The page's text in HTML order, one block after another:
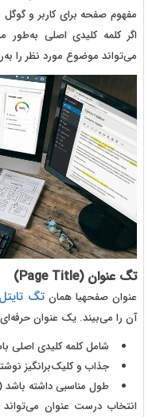
مفهوم صفحه برای کاربر و
اگر کلمه کلیدی اصلی
می‌تواند موضوع مورد نظر را
تگ عنوان (Page Title)
عنوان صفحهیا همان تگ تایتل
آن را می‌بیند. یک عنوان حرفه‌ای
شامل کلمه کلیدی اصلی
جذاب و کلیک‌برانگیز
طول مناسبی داشته باشد (۵۰ تا ۶۰
انتخاب درست عنوان